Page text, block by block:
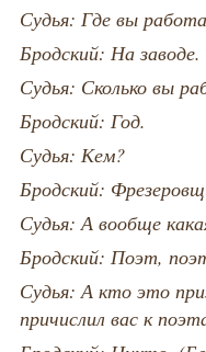
Судья: Где вы
Бродский: На
Судья: Сколько вы
Бродский: Год.
Судья: Кем?
Бродский:
Судья: А вообще
Бродский: Поэт,
Судья: А кто это
причислил вас к